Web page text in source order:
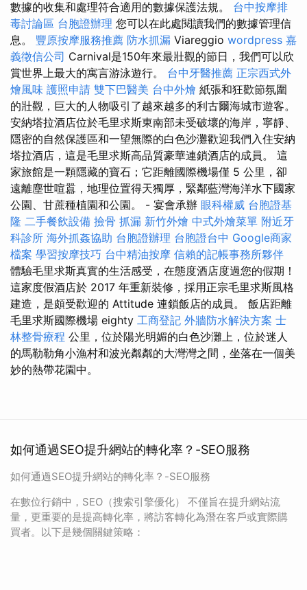
數據的收集和處理符合適用的數據保護法規。 台中按摩排
毒討論區 台胞證辦理 您可以在此處閱讀我們的數據管理信
息。 豐原按摩服務推薦 防水抓漏 Viareggio wordpress 嘉
義徵信公司 Carnival是150年來最壯觀的節日，我們可以欣
賞世界上最大的寓言游泳遊行。 台中牙醫推薦 正宗西式外
燴風味 護照申請 雙下巴醫美 台中外燴 紙張和狂歡節氛圍
的壯觀，巨大的人物吸引了越來越多的利古爾海城市遊客。
安納塔拉酒店位於毛里求斯東南部未受破壞的海岸，寧靜、
隱密的自然保護區和一望無際的白色沙灘歡迎我們入住安納
塔拉酒店，這是毛里求斯高品質豪華連鎖酒店的成員。 這
家旅館是一顆隱藏的寶石；它距離國際機場僅 5 公里，卻
遠離塵世喧囂，地理位置得天獨厚，緊鄰藍灣海洋水下國家
公園、甘蔗種植園和公園。 - 宴會承辦 眼科權威 台胞證基
隆 二手餐飲設備 撿骨 抓漏 新竹外燴 中式外燴菜單 附近牙
科診所 海外抓姦協助 台胞證辦理 台胞證台中 Google商家
檔案 學習按摩技巧 台中精油按摩 信賴的記帳事務所夥伴
體驗毛里求斯真實的生活感受，在態度酒店度過您的假期！
這家度假酒店於 2017 年重新裝修，採用正宗毛里求斯風格
建造，是頗受歡迎的 Attitude 連鎖飯店的成員。 飯店距離
毛里求斯國際機場 eighty 工商登記 外牆防水解決方案 士
林整骨療程 公里，位於陽光明媚的白色沙灘上，位於迷人
的馬勒勒角小漁村和波光粼粼的大灣灣之間，坐落在一個美
妙的熱帶花園中。
如何通過SEO提升網站的轉化率？-SEO服務
如何通過SEO提升網站的轉化率？-SEO服務
在數位行銷中，SEO（搜索引擎優化） 不僅旨在提升網站流
量，更重要的是提高轉化率，將訪客轉化為潛在客戶或實際購
買者。以下是幾個關鍵策略：